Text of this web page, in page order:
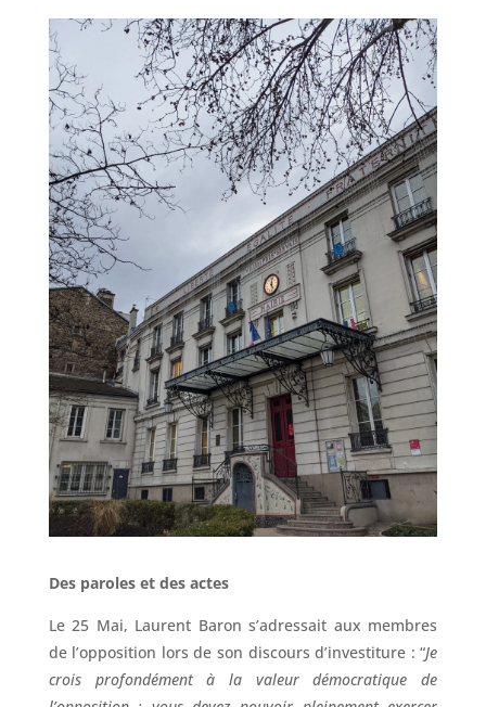
Des paroles et des actes
Le 25 Mai, Laurent Baron s’adressait aux membres
de l’opposition lors de son discours d’investiture : “Je
crois profondément à la valeur démocratique de